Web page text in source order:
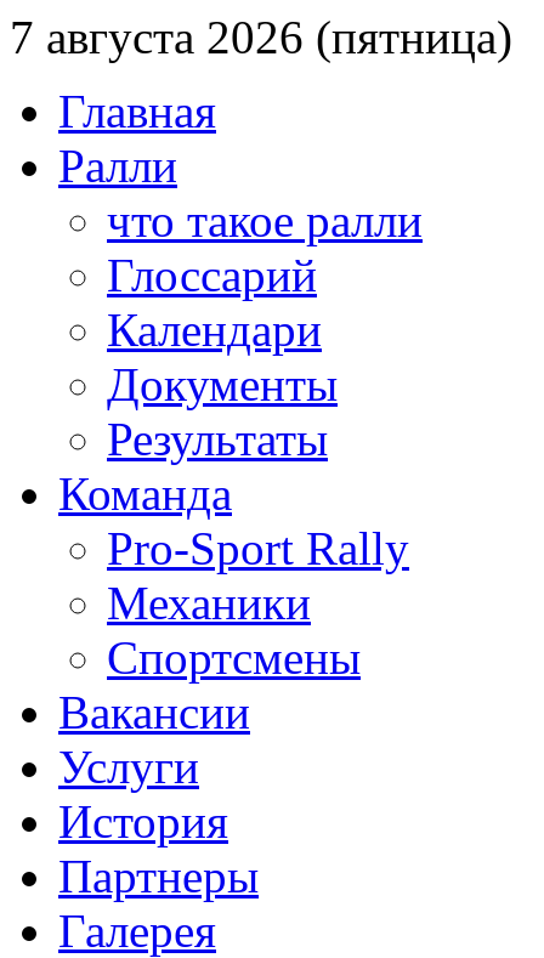
7 августа 2026 (пятница)
Главная
Ралли
что такое ралли
Глоссарий
Календари
Документы
Результаты
Команда
Pro-Sport Rally
Механики
Спортсмены
Вакансии
Услуги
История
Партнеры
Галерея